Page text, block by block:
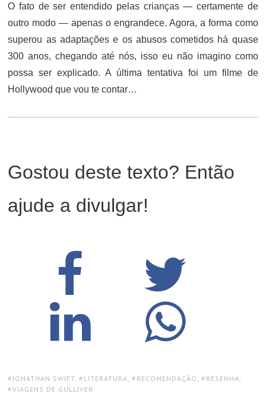
O fato de ser entendido pelas crianças — certamente de
outro modo — apenas o engrandece. Agora, a forma como
superou as adaptações e os abusos cometidos há quase
300 anos, chegando até nós, isso eu não imagino como
possa ser explicado. A última tentativa foi um filme de
Hollywood que vou te contar…
Gostou deste texto? Então
ajude a divulgar!
TAGS:
JONATHAN SWIFT , LITERATURA , RECOMENDAÇÃO , RESENHA
VIAGENS DE GULLIVER